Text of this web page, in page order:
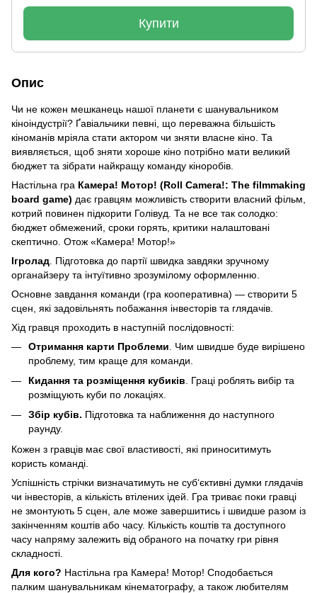
Купити
Опис
Чи не кожен мешканець нашої планети є шанувальником
кіноіндустрії? Ґавіальчики певні, що переважна більшість
кіноманів мріяла стати актором чи зняти власне кіно. Та
виявляється, щоб зняти хороше кіно потрібно мати великий
бюджет та зібрати найкращу команду кіноробів.
Настільна гра Камера! Мотор! (Roll Camera!: The filmmaking
board game) дає гравцям можливість створити власний фільм,
котрий повинен підкорити Голівуд. Та не все так солодко:
бюджет обмежений, сроки горять, критики налаштовані
скептично. Отож «Камера! Мотор!»
Ігролад . Підготовка до партії швидка завдяки зручному
органайзеру та інтуїтивно зрозумілому оформленню.
Основне завдання команди (гра кооперативна) — створити 5
сцен, які задовільнять побажання інвесторів та глядачів.
Хід гравця проходить в наступній послідовності:
Отримання карти Проблеми . Чим швидше буде вирішено
проблему, тим краще для команди.
Кидання та розміщення кубиків . Граці роблять вибір та
розміщують куби по локаціях.
Збір кубів. Підготовка та наближення до наступного
раунду.
Кожен з гравців має свої властивості, які приноситимуть
користь команді.
Успішність стрічки визначатимуть не суб‘єктивні думки глядачів
чи інвесторів, а кількість втілених ідей. Гра триває поки гравці
не змонтують 5 сцен, але може завершитись і швидше разом із
закінченням коштів або часу. Кількість коштів та доступного
часу напряму залежить від обраного на початку гри рівня
складності.
Для кого? Настільна гра Камера! Мотор! Сподобається
палким шанувальникам кінематографу, а також любителям